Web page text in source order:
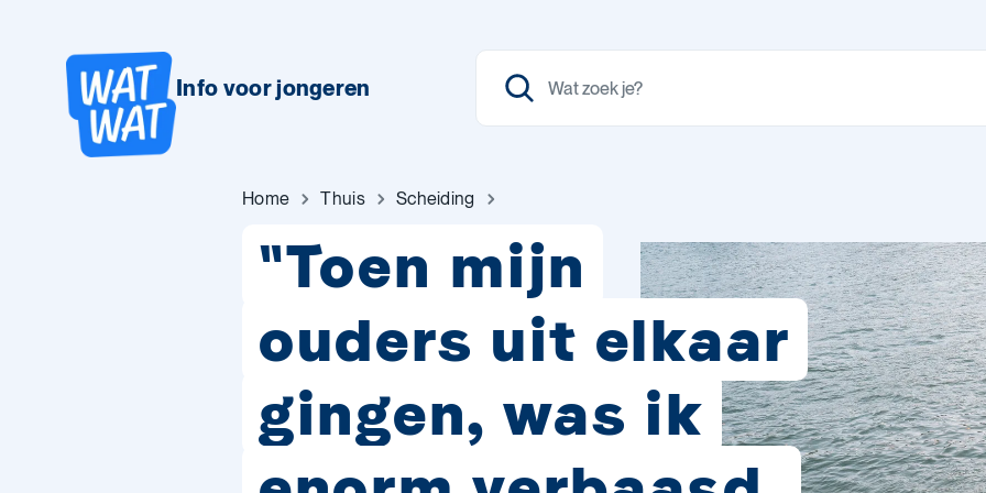
Info voor jongeren
Home Thuis Scheiding
"Toen mijn
ouders uit elkaar
gingen, was ik